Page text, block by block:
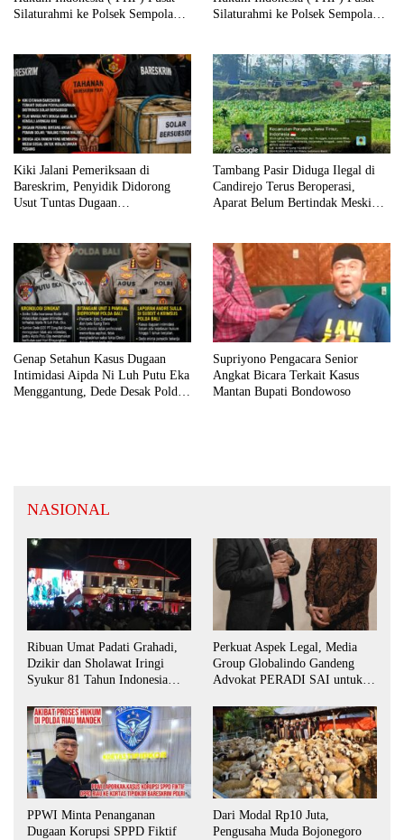
Silaturahmi ke Polsek Sempolan,
Sugianto, S.H.,M.M.,
Silaturahmi ke Polsek Sempolan,
Sugianto, S.H.,MM.
Kiki Jalani Pemeriksaan di
Bareskrim, Penyidik Didorong
Usut Tuntas Dugaan
Tambang Pasir Diduga Ilegal di
Candirejo Terus Beroperasi,
Aparat Belum Bertindak Meski
Genap Setahun Kasus Dugaan
Intimidasi Aipda Ni Luh Putu Eka
Menggantung, Dede Desak Polda
Supriyono Pengacara Senior
Angkat Bicara Terkait Kasus
Mantan Bupati Bondowoso
NASIONAL
Ribuan Umat Padati Grahadi,
Dzikir dan Sholawat Iringi
Syukur 81 Tahun Indonesia
Perkuat Aspek Legal, Media
Group Globalindo Gandeng
Advokat PERADI SAI untuk
PPWI Minta Penanganan
Dugaan Korupsi SPPD Fiktif
Dari Modal Rp10 Juta,
Pengusaha Muda Bojonegoro